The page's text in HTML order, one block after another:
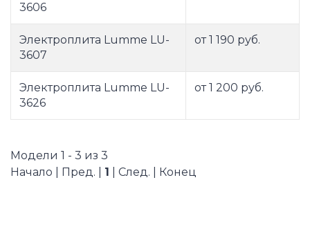
3606
Электроплита Lumme LU-
3607
от 1 190 руб.
Электроплита Lumme LU-
3626
от 1 200 руб.
Модели 1 - 3 из 3
Начало | Пред. | 1 | След. | Конец